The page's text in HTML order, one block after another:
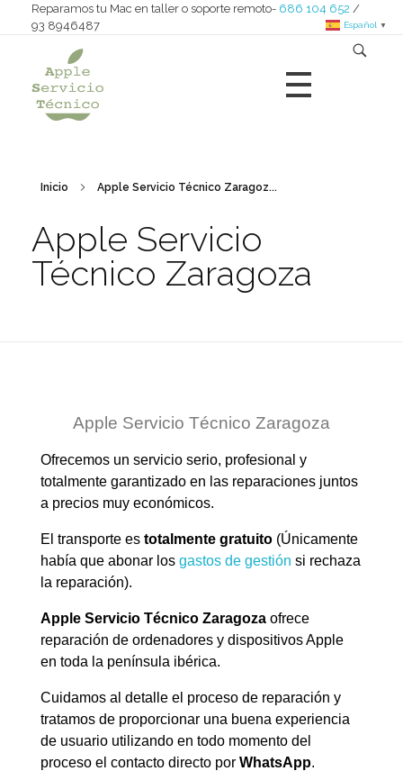
Reparamos tu Mac en taller o soporte remoto- 686 104 652 /
93 8946487
Inicio Apple Servicio Técnico Zaragoz...
Apple Servicio
Técnico Zaragoza
Apple Servicio Técnico Zaragoza
Ofrecemos un servicio serio, profesional y
totalmente garantizado en las reparaciones juntos
a precios muy económicos.
El transporte es totalmente gratuito (Únicamente
había que abonar los gastos de gestión si rechaza
la reparación).
Apple Servicio Técnico Zaragoza ofrece
reparación de ordenadores y dispositivos Apple
en toda la península ibérica.
Cuidamos al detalle el proceso de reparación y
tratamos de proporcionar una buena experiencia
de usuario utilizando en todo momento del
proceso el contacto directo por WhatsApp.
Español ▼